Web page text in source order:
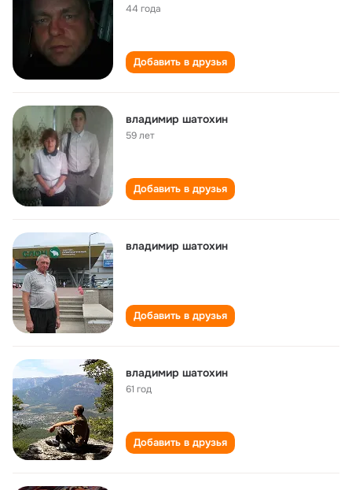
44 года
Добавить в друзья
владимир шатохин
59 лет
Добавить в друзья
владимир шатохин
Добавить в друзья
владимир шатохин
61 год
Добавить в друзья